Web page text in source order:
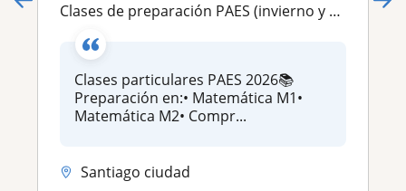
Clases de preparación PAES (invierno y regular) 2026
Clases particulares PAES 2026📚
Preparación en:• Matemática M1•
Matemática M2• Compr...
Santiago ciudad